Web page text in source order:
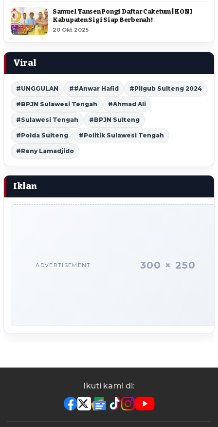
Samuel Yansen Pongi Daftar Caketum | KONI
Kabupaten Sigi Siap Berbenah !
20 Okt 2025
Viral
#UNGGULAN ##Anwar Hafid #Pilgub Sulteng 2024
#BPJN Sulawesi Tengah #Ahmad Ali
#Sulawesi Tengah #BPJN Sulteng
#Polda Sulteng #Politik Sulawesi Tengah
#Reny Lamadjido
Iklan
ADVERTISEMENT 300 × 250
Ikuti kami di: